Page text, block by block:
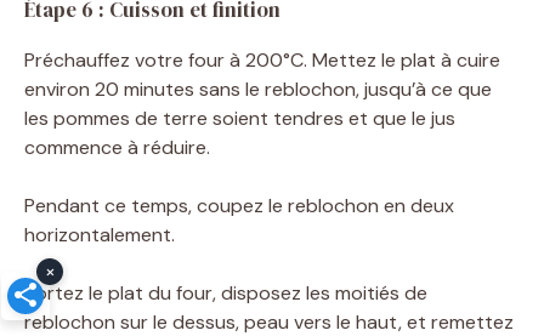
Étape 6 : Cuisson et finition
Préchauffez votre four à 200°C. Mettez le plat à cuire
environ 20 minutes sans le reblochon, jusqu’à ce que
les pommes de terre soient tendres et que le jus
commence à réduire.
Pendant ce temps, coupez le reblochon en deux
horizontalement.
Sortez le plat du four, disposez les moitiés de
reblochon sur le dessus, peau vers le haut, et remettez
×